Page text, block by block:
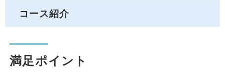
貸切バス
コース紹介
満足ポイント